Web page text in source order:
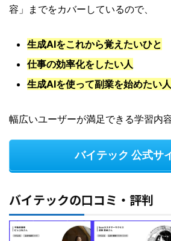
容」までをカバーしているので、
生成AIをこれから覚えたいひと
仕事の効率化をしたい人
生成AIを使って副業を始めたい人
幅広いユーザーが満足できる学習内
バイテック 公式サ
バイテックの口コミ・評判